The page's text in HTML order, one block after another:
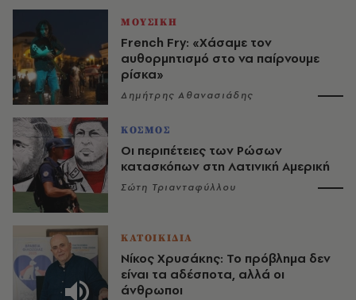
ΜΟΥΣΙΚΗ
French Fry: «Χάσαμε τον
αυθορμητισμό στο να παίρνουμε
ρίσκα»
Δημήτρης Αθανασιάδης
ΚΟΣΜΟΣ
Οι περιπέτειες των Ρώσων
κατασκόπων στη Λατινική Αμερική
Σώτη Τριανταφύλλου
ΚΑΤΟΙΚΙΔΙΑ
Νίκος Χρυσάκης: Το πρόβλημα δεν
είναι τα αδέσποτα, αλλά οι
άνθρωποι